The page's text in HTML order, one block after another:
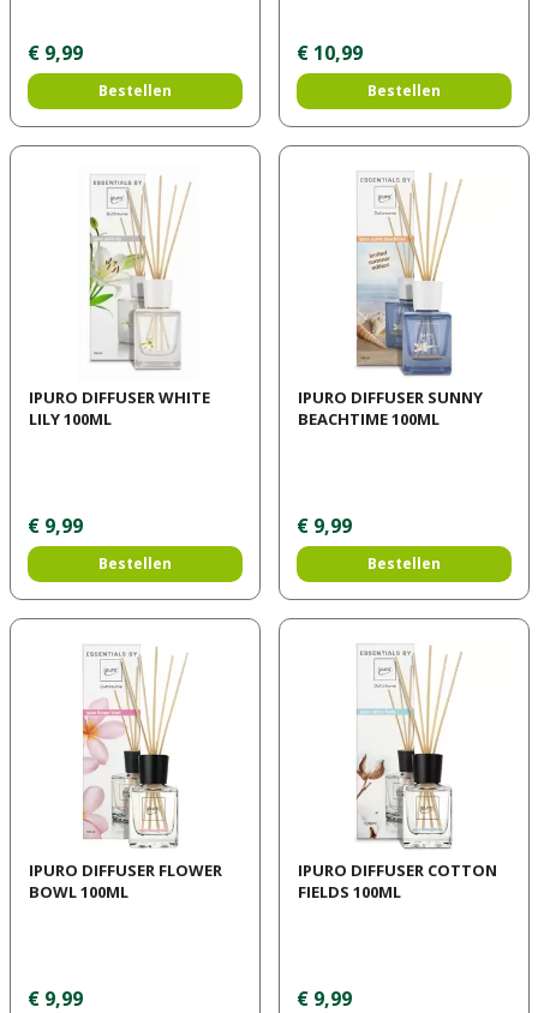
€ 9,99
Bestellen
€ 10,99
Bestellen
IPURO DIFFUSER WHITE
LILY 100ML
€ 9,99
Bestellen
IPURO DIFFUSER SUNNY
BEACHTIME 100ML
€ 9,99
Bestellen
IPURO DIFFUSER FLOWER
BOWL 100ML
€ 9,99
IPURO DIFFUSER COTTON
FIELDS 100ML
€ 9,99